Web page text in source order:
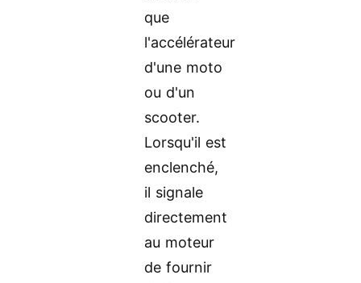
que
l'accélérateur
d'une moto
ou d'un
scooter.
Lorsqu'il est
enclenché,
il signale
directement
au moteur
de fournir